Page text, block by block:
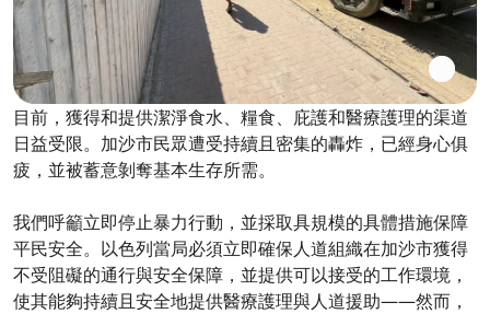
目前，獲得和提供潔淨食水、糧食、庇護和醫療護理的渠道
日益受限。加沙市民眾遭受持續且密集的轟炸，已經身心俱
疲，並被蓄意剝奪基本生存所需。
我們呼籲立即停止暴力行動，並採取具規模的具體措施保障
平民安全。以色列當局必須立即確保人道組織在加沙市獲得
不受阻礙的通行與安全保障，並提供可以接受的工作環境，
使其能夠持續且安全地提供醫療護理與人道援助——然而，